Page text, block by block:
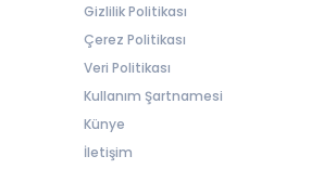
Gizlilik Politikası
Çerez Politikası
Veri Politikası
Kullanım Şartnamesi
Künye
İletişim